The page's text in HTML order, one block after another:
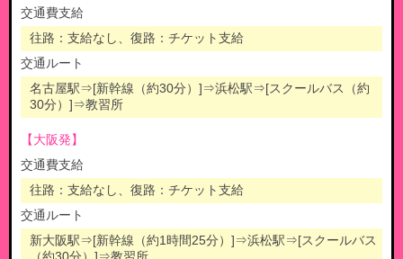
交通費支給
往路：支給なし、復路：チケット支給
交通ルート
名古屋駅 ⇒[新幹線（約30分）]⇒浜松駅 ⇒[スクールバス（約
30分）]⇒教習所
【大阪発】
交通費支給
往路：支給なし、復路：チケット支給
交通ルート
新大阪駅 ⇒[新幹線（約1時間25分）]⇒浜松駅 ⇒[スクールバス